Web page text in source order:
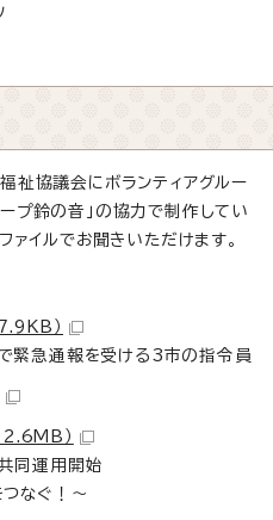
祉協議会にボランティアグルー
プ鈴の音」の協力で制作してい
ァイルでお聞きいただけます。
）
緊急通報を受ける3市の指令員
）
同運用開始
つなぐ！～